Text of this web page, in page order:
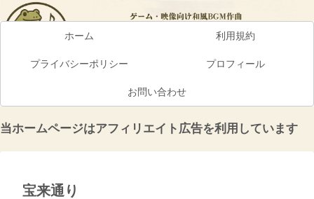
ホーム 利用規約
プライバシーポリシー プロフィール
お問い合わせ
当ホームページはアフィリエイト広告を利用しています
宝来通り